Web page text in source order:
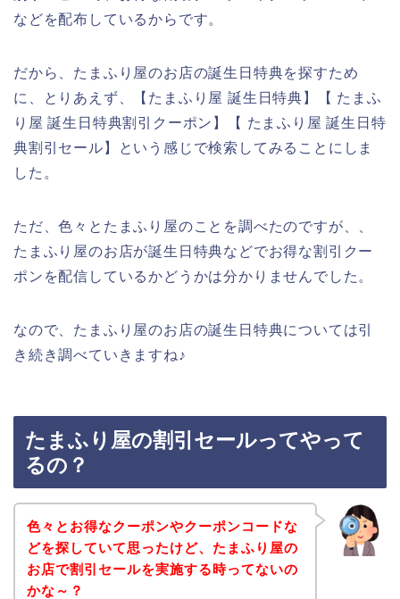
などを配布しているからです。
だから、たまふり屋のお店の誕生日特典を探すため
に、とりあえず、【たまふり屋 誕生日特典】【 たまふ
り屋 誕生日特典割引クーポン】【 たまふり屋 誕生日特
典割引セール】という感じで検索してみることにしま
した。
ただ、色々とたまふり屋のことを調べたのですが、、
たまふり屋のお店が誕生日特典などでお得な割引クー
ポンを配信しているかどうかは分かりませんでした。
なので、たまふり屋のお店の誕生日特典については引
き続き調べていきますね♪
たまふり屋の割引セールってやって
るの？
色々とお得なクーポンやクーポンコードな
どを探していて思ったけど、たまふり屋の
お店で割引セールを実施する時ってないの
かな～？